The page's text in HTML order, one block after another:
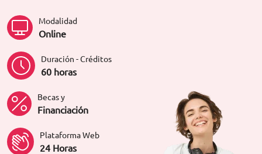
Modalidad
Online
Duración - Créditos
60 horas
Becas y
Financiación
Plataforma Web
24 Horas